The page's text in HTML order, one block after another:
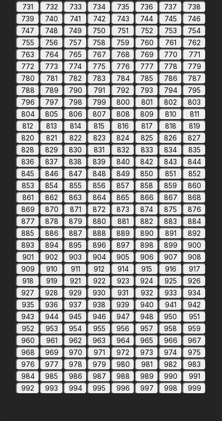
731
732 733 734 735 736 737
738
739
740 741 742 743 744 745
746
747
748 749 750 751 752 753
754
755
756 757 758 759 760 761
762
763
764 765 767 768 769 770
771
772
773 774 775 776 777 778
779
780
781 782 783 784 785 786
787
788
789 790 791 792 793 794
795
796
797 798 799 800 801 802
803
804
805 806 807 808 809 810
811
812
813 814 815 816 817 818
819
820
821 822 823 824 825 826
827
828
829 830 831 832 833 834
835
836
837 838 839 840 842 843
844
845
846 847 848 849 850 851
852
853
854 855 856 857 858 859
860
861
862 863 864 865 866 867
868
869
870 871 872 873 874 875
876
877
878 879 880 881 882 883
884
885
886 887 888 889 890 891
892
893
894 895 896 897 898 899
900
901
902 903 904 905 906 907
908
909
910 911 912 914 915 916
917
918
919 921 922 923 924 925
926
927
928 929 930 931 932 933
934
935
936 937 938 939 940 941
942
943
944 945 946 947 948 950
951
952
953 954 955 956 957 958
959
960
961 962 963 964 965 966
967
968
969 970 971 972 973 974
975
976
977 978 979 980 981 982
983
984
985 986 987 988 989 990
991
992
993 994 995 996 997 998 999